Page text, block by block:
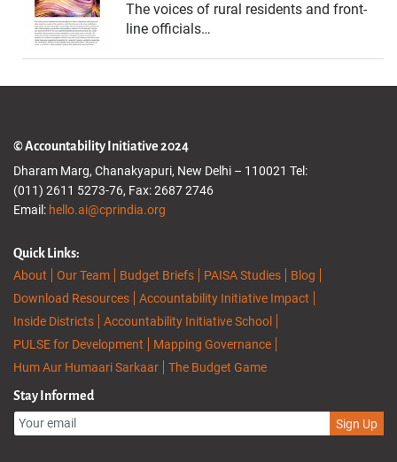
The voices of rural residents and front-
line officials…
© Accountability Initiative 2024
Dharam Marg, Chanakyapuri, New Delhi – 110021 Tel:
(011) 2611 5273-76, Fax: 2687 2746
Email: hello.ai@cprindia.org
Quick Links:
About
Our Team Budget Briefs PAISA Studies
Blog
Download Resources
Accountability Initiative Impact
Inside Districts
Accountability Initiative School
PULSE for Development
Mapping Governance
Hum Aur Humaari Sarkaar
The Budget Game
Stay Informed
Sign Up